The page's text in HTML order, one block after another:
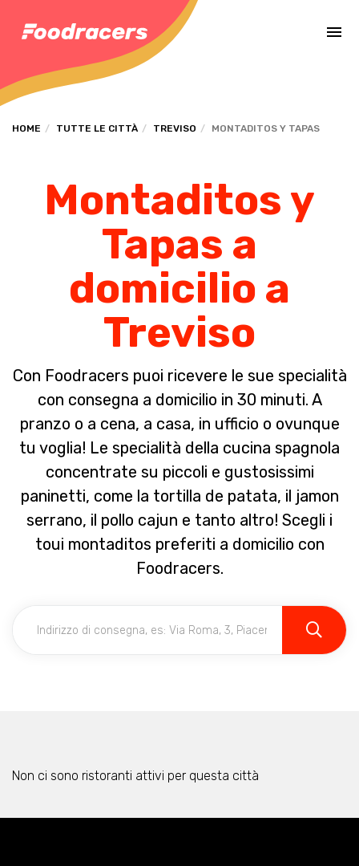
HOME TUTTE LE CITTÀ TREVISO MONTADITOS Y TAPAS
Montaditos y
Tapas a
domicilio a
Treviso
Con Foodracers puoi ricevere le sue specialità
con consegna a domicilio in 30 minuti. A
pranzo o a cena, a casa, in ufficio o ovunque
tu voglia! Le specialità della cucina spagnola
concentrate su piccoli e gustosissimi
paninetti, come la tortilla de patata, il jamon
serrano, il pollo cajun e tanto altro! Scegli i
toui montaditos preferiti a domicilio con
Foodracers.
Non ci sono ristoranti attivi per questa città